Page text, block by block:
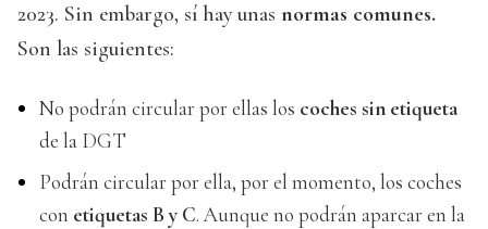
2023. Sin embargo, sí hay unas normas comunes.
Son las siguientes:
No podrán circular por ellas los coches sin etiqueta
de la DGT
Podrán circular por ella, por el momento, los coches
con etiquetas B y C. Aunque no podrán aparcar en la